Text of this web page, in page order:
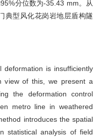
分位数为-35.43 mm。从
典型风化花岗岩地层盾构隧
is insufficiently
view of this, we present a
the deformation control
metro line in weathered
introduces the spatial
statistical analysis of field